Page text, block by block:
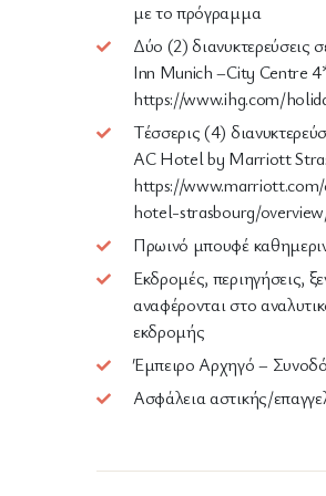
με το πρόγραμμα
Δύο (2) διανυκτερεύσεις
Inn Munich –City Centre
https://www.ihg.com/
Τέσσερις (4)
AC Hotel by Marriott
https://
hotel-strasbourg/
Πρωινό μπουφέ
Εκδρομές, περιηγήσεις,
αναφέρονται στο
εκδρομής
Έμπειρο Αρχηγό –
Ασφάλεια αστικής/